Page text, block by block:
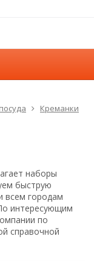
Креманки
наборы
быструю
всем городам
интересующим
по
справочной